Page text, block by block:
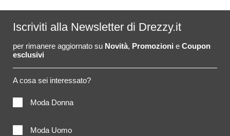
Iscriviti alla Newsletter di Drezzy.it
per rimanere aggiornato su Novità, Promozioni e Coupon
esclusivi
A cosa sei interessato?
Moda Donna
Moda Uomo